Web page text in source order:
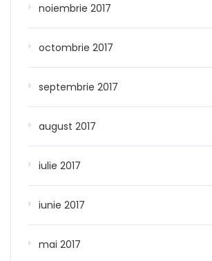
noiembrie 2017
octombrie 2017
septembrie 2017
august 2017
iulie 2017
iunie 2017
mai 2017